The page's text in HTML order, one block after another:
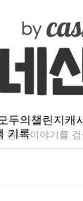
두의챌린지캐
기록